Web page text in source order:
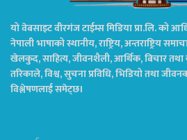
यो वेबसाइट वीरगंज टाईम्स मिडिया प्रा.लि. को
नेपाली भाषाको स्थानीय, राष्ट्रिय, अन्तराष्ट्रिय
खेलकुद, साहित्य, जीवनशैली, आर्थिक, बिचार
तरिकाले, विश्व, सुचना प्रविधि, भिडियो तथा
विश्लेषणलाई समेट्छ।